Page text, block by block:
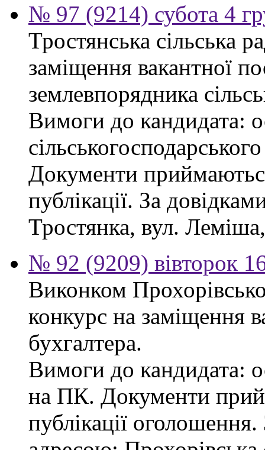
№ 97 (9214) субота 4
Тростянська сільська
заміщення вакантної
землевпорядника
Вимоги до кандидата:
Документи
публікації. За
Тростянка, вул.
№ 92 (9209) вівторок
Виконком
конкурс на заміщення
бухгалтера.
Вимоги до кандидата:
на ПК. Документи
публікації